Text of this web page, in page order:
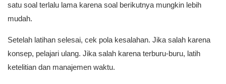
satu soal terlalu lama karena soal berikutnya mungkin lebih
mudah.
Setelah latihan selesai, cek pola kesalahan. Jika salah karena
konsep, pelajari ulang. Jika salah karena terburu-buru, latih
ketelitian dan manajemen waktu.